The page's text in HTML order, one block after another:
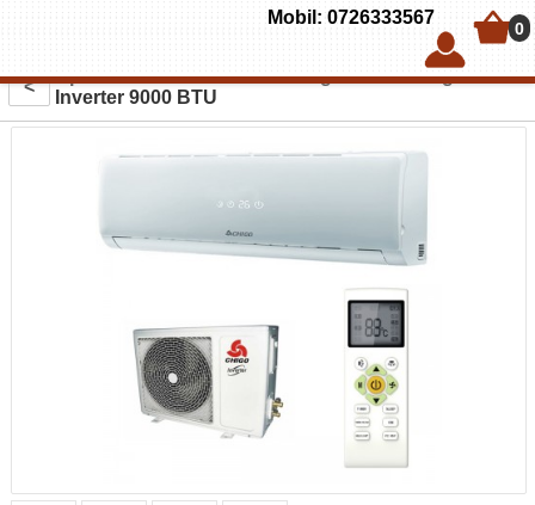
Mobil: 0726333567
0
<
Aparat de aer conditionat Chigo Basic Range
Inverter 9000 BTU